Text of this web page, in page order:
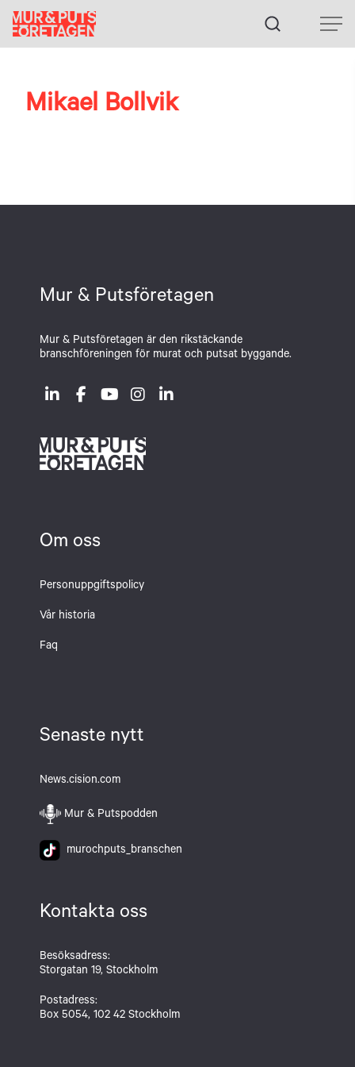
Fortsätt
till
innehållet
Mikael Bollvik
Mur & Putsföretagen
Mur & Putsföretagen är den rikstäckande
branschföreningen för murat och putsat byggande.
Om oss
Personuppgiftspolicy
Vår historia
Faq
Senaste nytt
News.cision.com
Mur & Putspodden
murochputs_branschen
Kontakta oss
Besöksadress:
Storgatan 19, Stockholm
Postadress:
Box 5054, 102 42 Stockholm